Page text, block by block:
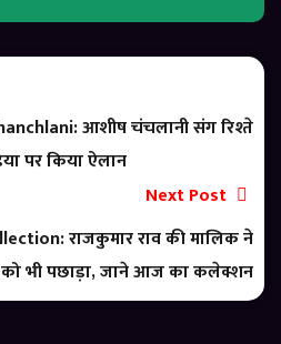
आशीष चंचलानी संग रिश्ते
पर किया ऐलान
Next Post
राजकुमार राव की मालिक ने
को भी पछाड़ा, जाने आज का कलेक्शन